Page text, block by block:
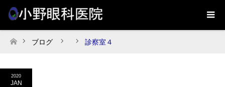
ホーム
ブログ 診察室４
2020
JAN